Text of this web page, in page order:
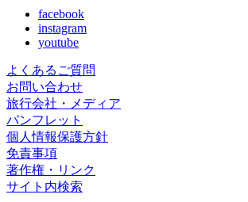
facebook
instagram
youtube
よくあるご質問
お問い合わせ
旅行会社・メディア
パンフレット
個人情報保護方針
免責事項
著作権・リンク
サイト内検索